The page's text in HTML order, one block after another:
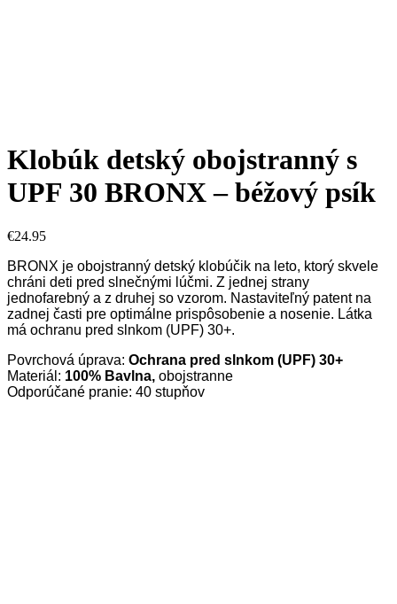
Klobúk detský obojstranný s
UPF 30 BRONX – béžový psík
€24.95
BRONX je obojstranný detský klobúčik na leto, ktorý skvele
chráni deti pred slnečnými lúčmi. Z jednej strany
jednofarebný a z druhej so vzorom. Nastaviteľný patent na
zadnej časti pre optimálne prispôsobenie a nosenie. Látka
má ochranu pred slnkom (UPF) 30+.
Povrchová úprava: Ochrana pred slnkom (UPF) 30+
Materiál: 100% Bavlna, obojstranne
Odporúčané pranie: 40 stupňov